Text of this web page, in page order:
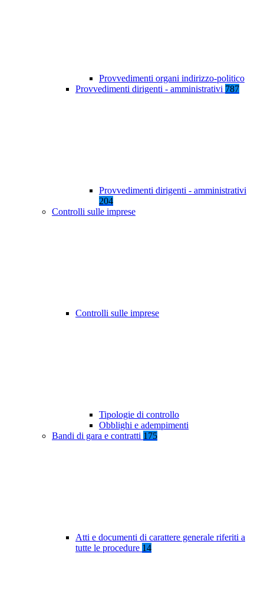
Provvedimenti organi indirizzo-politico
Provvedimenti dirigenti - amministrativi 787
Provvedimenti dirigenti - amministrativi
204
Controlli sulle imprese
Controlli sulle imprese
Tipologie di controllo
Obblighi e adempimenti
Bandi di gara e contratti 175
Atti e documenti di carattere generale riferiti a
tutte le procedure 14